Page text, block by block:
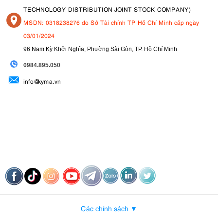
TECHNOLOGY DISTRIBUTION JOINT STOCK COMPANY)
MSDN: 0318238276 do Sở Tài chính TP Hồ Chí Minh cấp ngày
03/01/2024
96 Nam Kỳ Khởi Nghĩa, Phường Sài Gòn, TP. Hồ Chí Minh
0984.895.050
info@kyma.vn
Các chính sách ▼